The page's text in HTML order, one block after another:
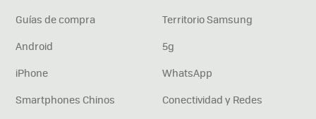
Guías de compra
Territorio Samsung
Android
5g
iPhone
WhatsApp
Smartphones Chinos
Conectividad y Redes